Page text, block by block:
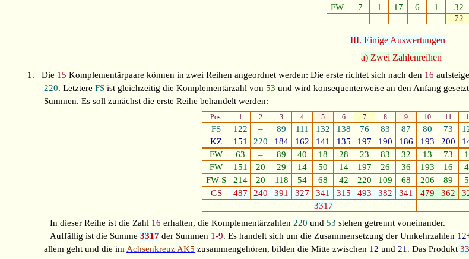
FW
7 1 17 6 1
32
72
III. Einige Auswertungen
a) Zwei Zahlenreihen
1. Die 15 Komplementärpaare können in zwei Reihen angeordnet werden: Die erste richtet sich nach den 16
220. LetztereFS ist gleichzeitig die Komplementärzahl von53 und wird konsequenterweise an den Anfang
Summen. Es soll zunächst die erste Reihe behandelt werden:
Pos. 1 2 3 4 5 6 7 8 9 10 11
FS 122 – 89 111 132 138 76 83 87 80 73
KZ
151 220 184 162 141 135 197 190 186 193 200
FW
63 – 89 40 18 28 23 83 32 13 73
FW
151 20 29 14 50 14 197 26 36 193 16
FW-S
214 20 118 54 68 42 220 109 68 206 89
GS
487 240 391 327 341 315 493 382 341 479 362
3317
In dieser Reihe ist die Zahl 16 erhalten, die Komplementärzahlen 220 und 53 stehen getrennt voneinander.
Auffällig ist die Summe 3317der Summen 1-9. Es handelt sich um die Zusammensetzung der Umkehrzahlen
allem geht und die im Achsenkreuz AK5 zusammengehören, bilden die Mitte zwischen 12 und 21 . Das Produkt33